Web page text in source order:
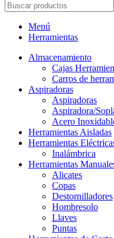
Menú
Herramientas
Almacenamiento
Cajas
Carros de
Aspiradoras
Aspiradoras
Aspiradora/
Acero
Herramientas Aisladas
Herramientas
Inalámbrica
Herramientas
Alicates
Copas
Destornilladores
Hombresolo
Llaves
Puntas